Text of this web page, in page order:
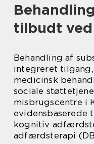
tilbudt
Behandling af
integreret
medicinsk
sociale
misbrugscentre i
evidensbaserede
kognitiv
adfærdsterapi